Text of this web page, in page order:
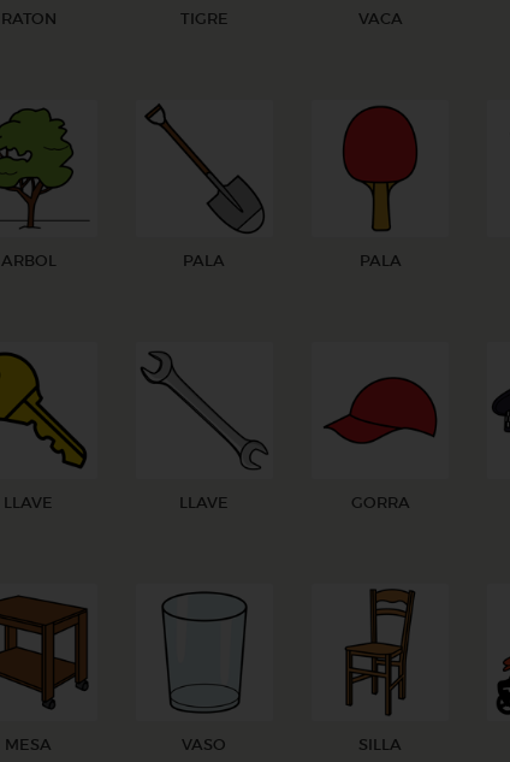
RATON TIGRE VACA
ARBOL PALA PALA
LLAVE LLAVE GORRA
MESA VASO SILLA